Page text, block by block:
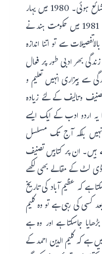
1979 میں ’’اقبال: ایک مطالعہ‘‘ شائع ہوئی۔ 1980 میں بہار
اردو اکادمی کے نائب صدر ہوئے۔ 1981 میں حکومت ہند نے
سے تو اتنا اندازہ
زندگی بھر ادبی طور پر فعال
سے بیزاری انہیں تعلیم و
وتالیف کے لئے زیادہ
یہ اردو ادب کے ایک ایسے
بلکہ آج تک مسلسل
ان پر کتابیں تصنیف
لٹ کے مقالے بھی لکھے
کہ عظیم آباد کی تاریخ
کسی کی رہی ہے تو وہ کلیم
جاسکتا ہے اور وہ ہے
ہے کہ کلیم الدین احمد کے